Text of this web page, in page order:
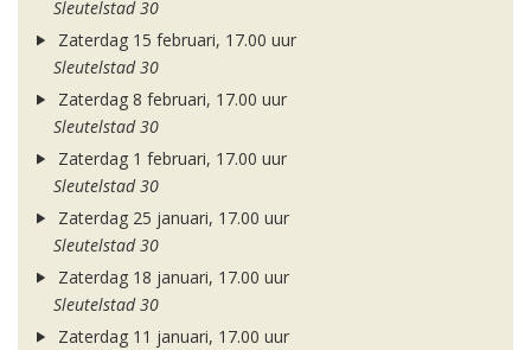
Sleutelstad 30
Zaterdag 15 februari, 17.00 uur
Sleutelstad 30
Zaterdag 8 februari, 17.00 uur
Sleutelstad 30
Zaterdag 1 februari, 17.00 uur
Sleutelstad 30
Zaterdag 25 januari, 17.00 uur
Sleutelstad 30
Zaterdag 18 januari, 17.00 uur
Sleutelstad 30
Zaterdag 11 januari, 17.00 uur